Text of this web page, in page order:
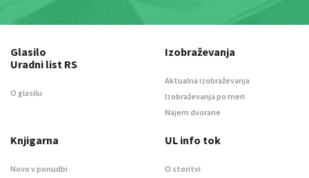
Glasilo
Uradni list RS
O glasilu
Izobraževanja
Aktualna izobraževanja
Izobraževanja po meri
Najem dvorane
Knjigarna
Novo v ponudbi
UL info tok
O storitvi